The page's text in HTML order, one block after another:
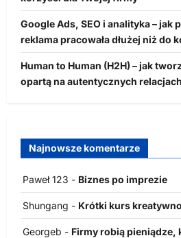
Google Ads, SEO i analityka – jak
reklama pracowała dłużej niż do
Human to Human (H2H) – jak
opartą na autentycznych
Najnowsze komentarze
Paweł 123 - Biznes po imprezie
Shungang - Krótki kurs
Georgeb - Firmy robią pieniądze,